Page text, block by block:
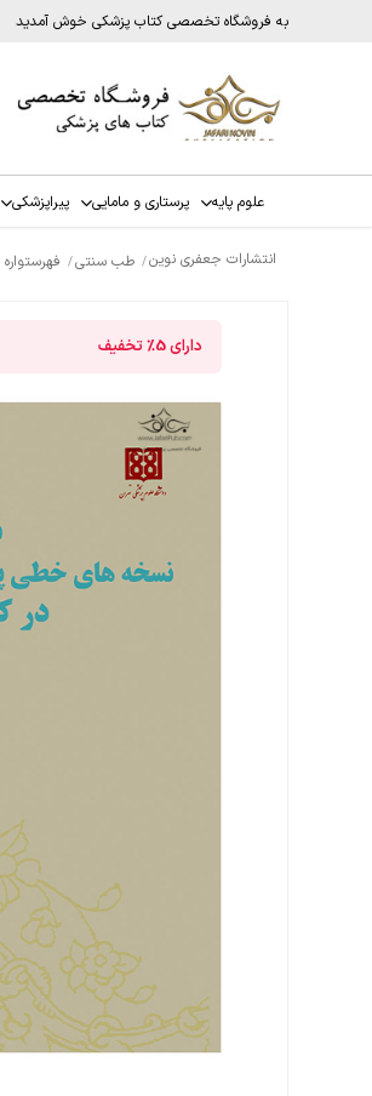
به فروشگاه تخصصی کتاب پزشکی خوش آمدید
علوم پایه پرستاری و مامایی پیراپزشکی
انتشارات جعفری نوین طب سنتی
دارای5% تخفیف